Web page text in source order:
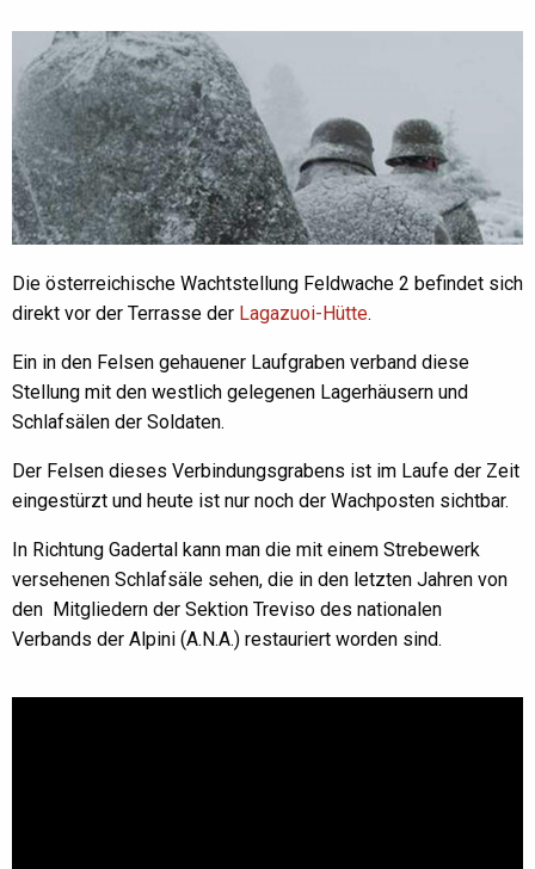
Die österreichische Wachtstellung Feldwache 2 befindet sich
direkt vor der Terrasse der Lagazuoi-Hütte.
Ein in den Felsen gehauener Laufgraben verband diese
Stellung mit den westlich gelegenen Lagerhäusern und
Schlafsälen der Soldaten.
Der Felsen dieses Verbindungsgrabens ist im Laufe der Zeit
eingestürzt und heute ist nur noch der Wachposten sichtbar.
In Richtung Gadertal kann man die mit einem Strebewerk
versehenen Schlafsäle sehen, die in den letzten Jahren von
den Mitgliedern der Sektion Treviso des nationalen
Verbands der Alpini (A.N.A.) restauriert worden sind.